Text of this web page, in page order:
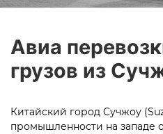
Авиа
грузов из
Китайский город Сучжоу
промышленности на западе